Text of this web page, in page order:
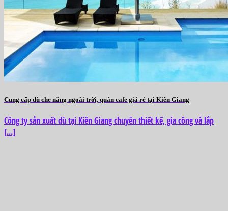
Cung cấp dù che nắng ngoài trời, quán cafe giá rẻ tại Kiên Giang
Công ty sản xuất dù tại Kiên Giang chuyên thiết kế, gia công và lắp
[...]